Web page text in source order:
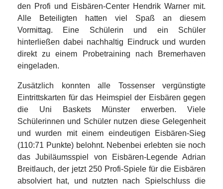
den Profi und Eisbären-Center Hendrik Warner mit.
Alle Beteiligten hatten viel Spaß an diesem
Vormittag. Eine Schülerin und ein Schüler
hinterließen dabei nachhaltig Eindruck und wurden
direkt zu einem Probetraining nach Bremerhaven
eingeladen.
Zusätzlich konnten alle Tossenser vergünstigte
Eintrittskarten für das Heimspiel der Eisbären gegen
die Uni Baskets Münster erwerben. Viele
Schülerinnen und Schüler nutzen diese Gelegenheit
und wurden mit einem eindeutigen Eisbären-Sieg
(110:71 Punkte) belohnt. Nebenbei erlebten sie noch
das Jubiläumsspiel von Eisbären-Legende Adrian
Breitlauch, der jetzt 250 Profi-Spiele für die Eisbären
absolviert hat, und nutzten nach Spielschluss die